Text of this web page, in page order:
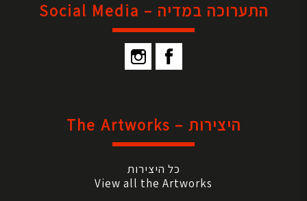
התערוכה במדיה – Social Media
היצירות – The Artworks
כל היצירות
View all the Artworks